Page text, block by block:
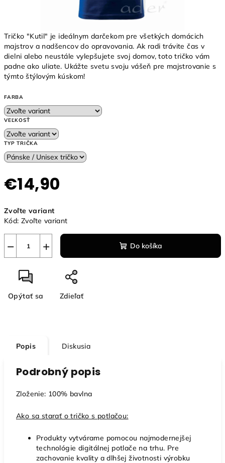
Tričko "Kutil" je ideálnym darčekom pre všetkých domácich
majstrov a nadšencov do opravovania. Ak radi trávite čas v
dielni alebo neustále vylepšujete svoj domov, toto tričko vám
padne ako uliate. Ukážte svetu svoju vášeň pre majstrovanie s
týmto štýlovým kúskom!
FARBA
VEĽKOSŤ
TYP TRIČKA
€14,90
cena:
Zvoľte variant
Kód: Zvoľte variant
+
− Do košíka
Opýtať sa Zdieľať
Popis Diskusia
Podrobný popis
Zloženie: 100% bavlna
Ako sa starať o tričko s potlačou:
Produkty vytvárame pomocou najmodernejšej
technológie digitálnej potlače na trhu. Pre
zachovanie kvality a dlhšej životnosti výrobku